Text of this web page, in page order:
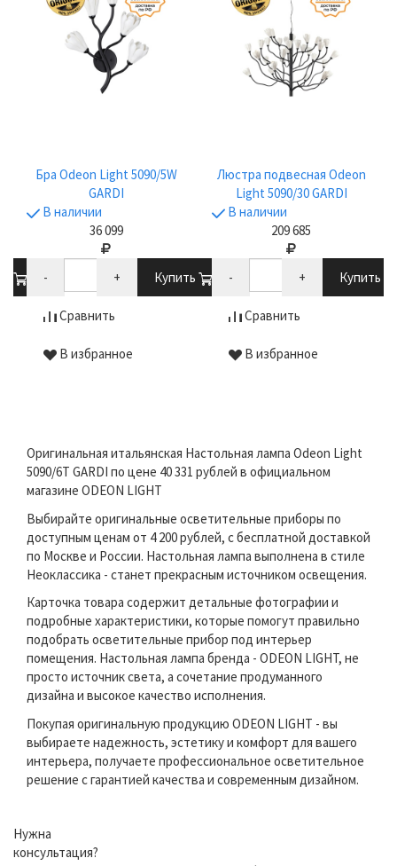
Бра Odeon Light 5090/5W
GARDI
В наличии
36 099
- + Купить
Сравнить
В избранное
Люстра подвесная Odeon
Light 5090/30 GARDI
В наличии
209 685
- + Купить
Сравнить
В избранное
Оригинальная итальянская Настольная лампа Odeon Light
5090/6T GARDI по цене 40 331 рублей в официальном
магазине ODEON LIGHT
Выбирайте оригинальные осветительные приборы по
доступным ценам от 4 200 рублей, с бесплатной доставкой
по Москве и России. Настольная лампа выполнена в стиле
Неоклассика - станет прекрасным источником освещения.
Карточка товара содержит детальные фотографии и
подробные характеристики, которые помогут правильно
подобрать осветительные прибор под интерьер
помещения. Настольная лампа бренда - ODEON LIGHT, не
просто источник света, а сочетание продуманного
дизайна и высокое качество исполнения.
Покупая оригинальную продукцию ODEON LIGHT - вы
выбираете надежность, эстетику и комфорт для вашего
интерьера, получаете профессиональное осветительное
решение с гарантией качества и современным дизайном.
Нужна
консультация?